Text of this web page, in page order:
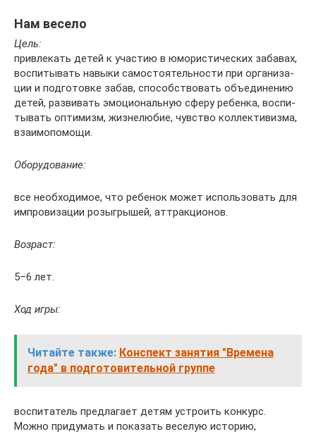
Нам весело
Цель:
прив­ле­кать детей к учас­тию в юморис­ти­чес­ких забавах,
воспи­ты­вать навыки самос­то­ятельности при орга­ни­за­
ции и подго­товке забав, способ­с­т­во­вать объеди­не­нию
детей, разви­вать эмоци­ональную сферу ребенка, воспи­
ты­вать оптимизм, жизнелюбие, чувс­тво коллективизма,
взаимопомощи.
Оборудование:
все необходимое, что ребе­нок может использо­вать для
импро­ви­за­ции розыгрышей, аттракционов.
Возраст:
5–6 лет.
Ход игры:
Читайте также: Конспект занятия "Времена
года" в подготовительной группе
воспи­та­тель пред­ла­гает детям устро­ить конкурс.
Можно приду­мать и пока­зать весе­лую историю,